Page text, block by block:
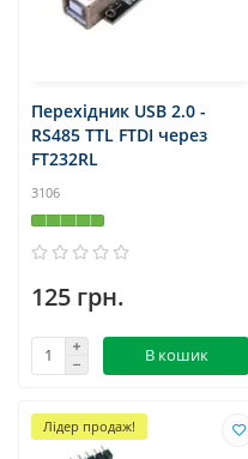
Перехідник USB 2.0 -
RS485 TTL FTDI через
FT232RL
3106
125 грн.
В кошик
Лідер продаж!